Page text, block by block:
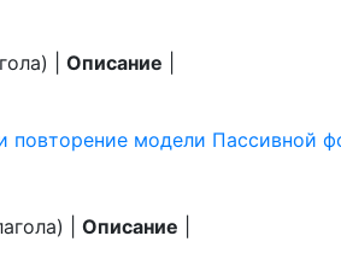
| Описание
повторение модели Пассивной
| Описание